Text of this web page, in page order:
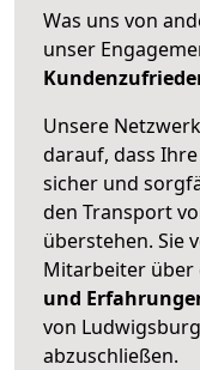
Was uns von
unser
Unsere
darauf, dass
sicher und
den Transport
überstehen. Sie
Mitarbeiter über
und
von
abzuschließen.